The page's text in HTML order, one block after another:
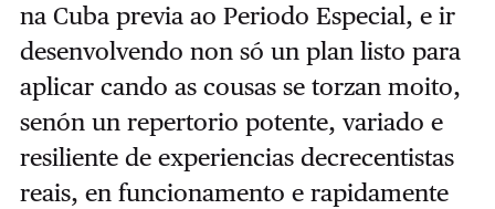
na Cuba previa ao Periodo Especial, e ir
desenvolvendo non só un plan listo para
aplicar cando as cousas se torzan moito,
senón un repertorio potente, variado e
resiliente de experiencias decrecentistas
reais, en funcionamento e rapidamente